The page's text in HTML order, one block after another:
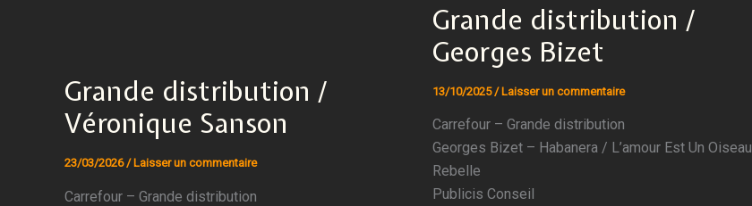
Grande distribution /
Véronique Sanson
23/03/2026/ Laisser un commentaire
Carrefour – Grande distribution
Grande distribution /
Georges Bizet
13/10/2025 /Laisser un commentaire
Carrefour – Grande distribution
Georges Bizet – Habanera / L’amour Est Un Oiseau
Rebelle
Publicis Conseil